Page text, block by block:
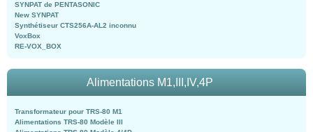
SYNPAT de PENTASONIC
New SYNPAT
Synthétiseur CTS256A-AL2 inconnu
VoxBox
RE-VOX_BOX
Alimentations M1,III,IV,4P
Transformateur pour TRS-80 M1
Alimentations TRS-80 Modèle III